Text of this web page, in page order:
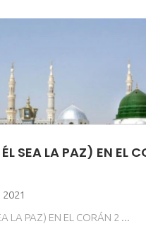
SEA LA PAZ) EN EL
2021
LA PAZ) EN EL CORÁN 2 ...